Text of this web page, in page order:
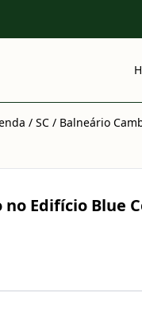
/ SC / Balneário
Edifício Blue